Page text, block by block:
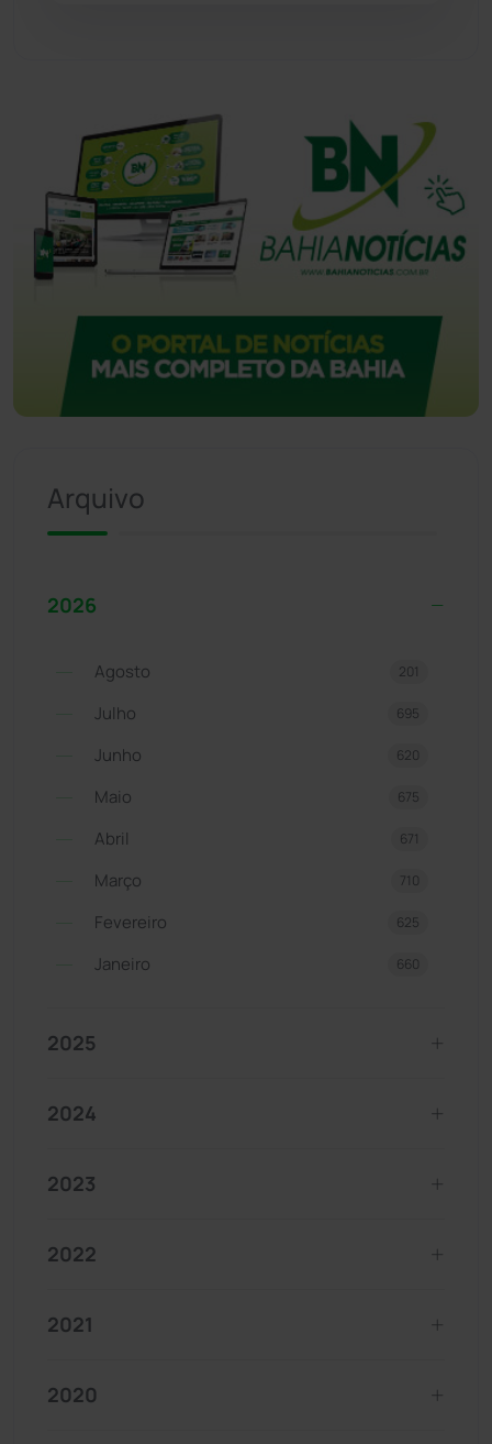
Arquivo
2026
Agosto 201
Julho 695
Junho 620
Maio 675
Abril 671
Março 710
Fevereiro 625
Janeiro 660
2025
2024
2023
2022
2021
2020